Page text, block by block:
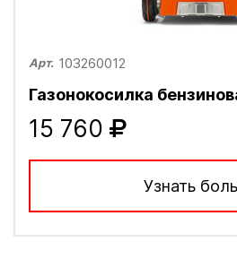
Арт. 103260012
Газонокосилка
15 760
Узнать